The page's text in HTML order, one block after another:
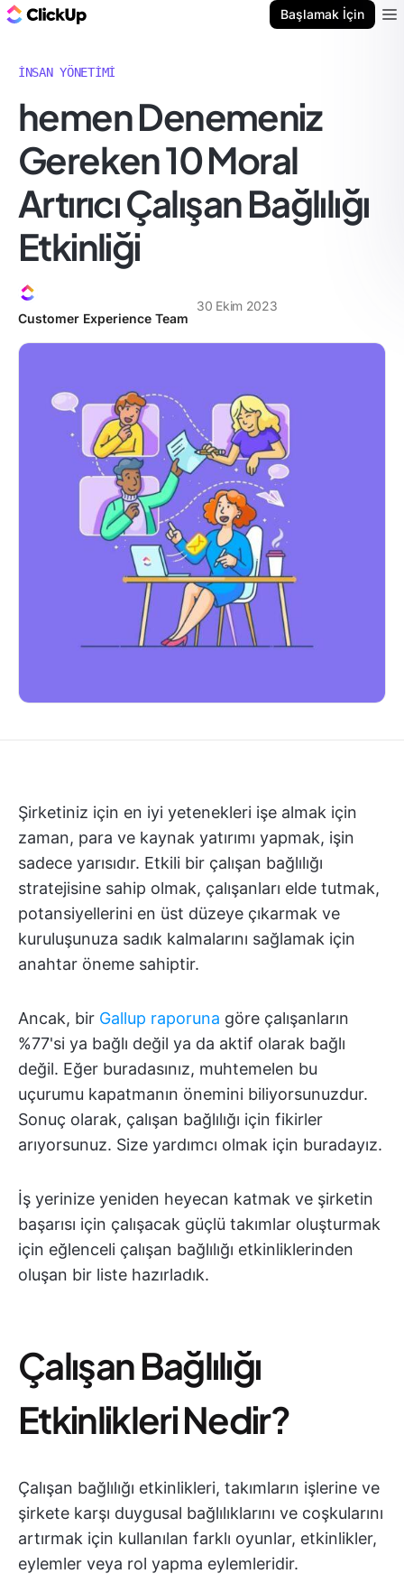
Başlamak İçin
İNSAN YÖNETIMI
hemen Denemeniz
Gereken 10 Moral
Artırıcı Çalışan Bağlılığı
Etkinliği
Customer Experience Team
30 Ekim 2023
Şirketiniz için en iyi yetenekleri işe almak için
zaman, para ve kaynak yatırımı yapmak, işin
sadece yarısıdır. Etkili bir çalışan bağlılığı
stratejisine sahip olmak, çalışanları elde tutmak,
potansiyellerini en üst düzeye çıkarmak ve
kuruluşunuza sadık kalmalarını sağlamak için
anahtar öneme sahiptir.
Ancak, bir Gallup raporuna göre çalışanların
%77'si ya bağlı değil ya da aktif olarak bağlı
değil. Eğer buradasınız, muhtemelen bu
uçurumu kapatmanın önemini biliyorsunuzdur.
Sonuç olarak, çalışan bağlılığı için fikirler
arıyorsunuz. Size yardımcı olmak için buradayız.
İş yerinize yeniden heyecan katmak ve şirketin
başarısı için çalışacak güçlü takımlar oluşturmak
için eğlenceli çalışan bağlılığı etkinliklerinden
oluşan bir liste hazırladık.
Çalışan Bağlılığı
Etkinlikleri Nedir?
Çalışan bağlılığı etkinlikleri, takımların işlerine ve
şirkete karşı duygusal bağlılıklarını ve coşkularını
artırmak için kullanılan farklı oyunlar, etkinlikler,
eylemler veya rol yapma eylemleridir.